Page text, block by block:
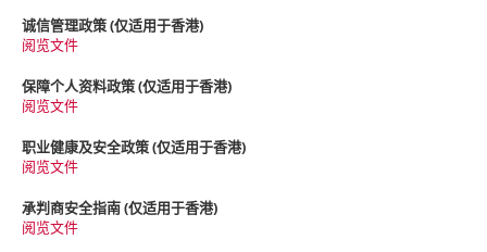
诚信管理政策 (仅适用于香港)
阅览文件
保障个人资料政策 (仅适用于香港)
阅览文件
职业健康及安全政策 (仅适用于香港)
阅览文件
承判商安全指南 (仅适用于香港)
阅览文件